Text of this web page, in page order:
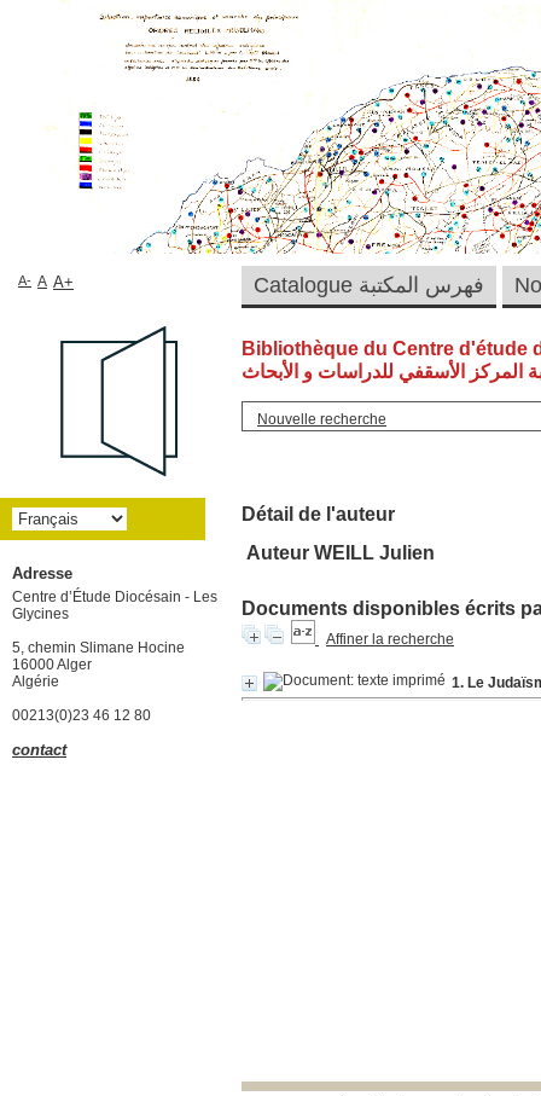
Bibliothèque du Centre d'étude
المركز الأسقفي للدراسات و الأبحاث
Nouvelle recherche
Détail de l'auteur
Auteur WEILL Julien
Documents disponibles écrits
Affiner la recherche
1. Le
Catalogue فهرس المكتبة A- A A+
Adresse
Centre d’Étude Diocésain - Les
Glycines
5, chemin Slimane Hocine
16000 Alger
Algérie
00213(0)23 46 12 80
contact